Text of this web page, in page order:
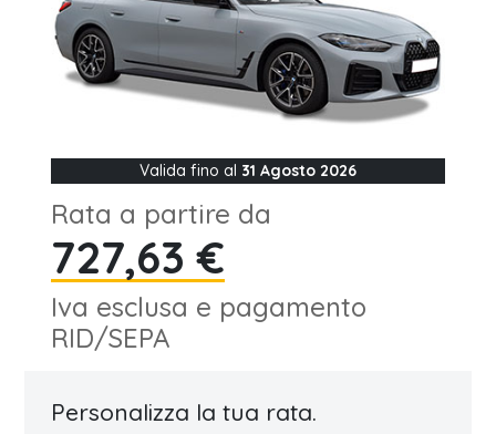
Valida fino al 31 Agosto 2026
Rata a partire da
727,63 €
Iva esclusa e pagamento
RID/SEPA
Personalizza la tua rata.